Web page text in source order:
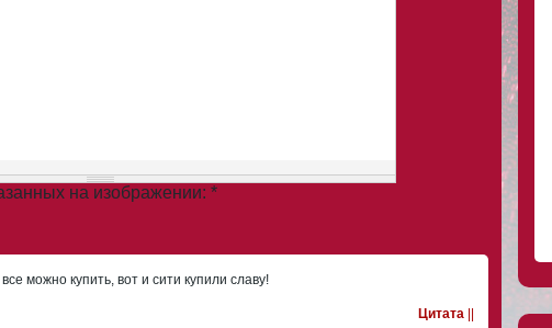
на изображении: *
можно купить, вот и сити купили славу!
Цитата ||